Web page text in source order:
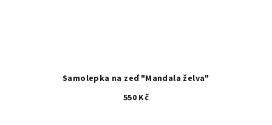
Samolepka na zeď "Mandala želva"
550 Kč